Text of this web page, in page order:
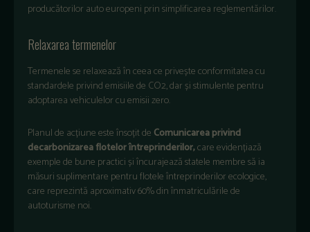
producătorilor auto europeni prin simplificarea reglementărilor.
Relaxarea termenelor
Termenele se relaxează în ceea ce privește conformitatea cu
standardele privind emisiile de CO2, dar și stimulente pentru
adoptarea vehiculelor cu emisii zero.
Planul de acțiune este însoțit de Comunicarea privind
decarbonizarea flotelor întreprinderilor,care evidențiază
exemple de bune practici și încurajează statele membre să ia
măsuri suplimentare pentru flotele întreprinderilor ecologice,
care reprezintă aproximativ 60% din înmatriculările de
autoturisme noi.